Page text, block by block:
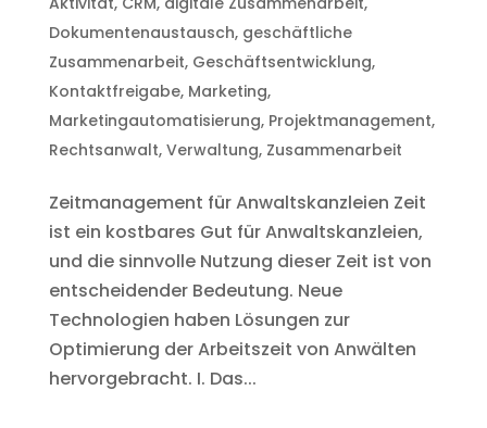
Dokumentenaustausch, geschäftliche
Zusammenarbeit, Geschäftsentwicklung,
Kontaktfreigabe, Marketing,
Marketingautomatisierung, Projektmanagement,
Rechtsanwalt, Verwaltung, Zusammenarbeit
Zeitmanagement für Anwaltskanzleien Zeit
ist ein kostbares Gut für Anwaltskanzleien,
und die sinnvolle Nutzung dieser Zeit ist von
entscheidender Bedeutung. Neue
Technologien haben Lösungen zur
Optimierung der Arbeitszeit von Anwälten
hervorgebracht. I. Das...